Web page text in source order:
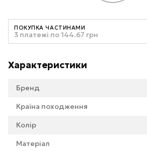
ПОКУПКА ЧАСТИНАМИ
3 платежі по 144.67 грн
Характеристики
Бренд
Країна походження
Колір
Матеріал